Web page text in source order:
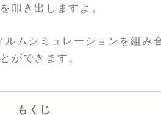
叩き出しますよ。
ムシミュレーションを組み
ができます。
もくじ